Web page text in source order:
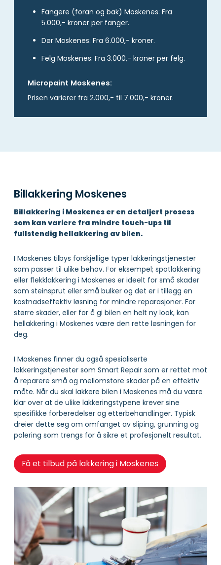
Fangere (foran og bak) Moskenes: Fra
5.000,- kroner per fanger.
Dør Moskenes: Fra 6.000,- kroner.
Felg Moskenes: Fra 3.000,- kroner per felg.
Micropaint Moskenes:
Prisen varierer fra 2.000,- til 7.000,- kroner.
Billakkering Moskenes
Billakkering i Moskenes er en detaljert prosess
som kan variere fra mindre touch-ups til
fullstendig hellakkering av bilen.
I Moskenes tilbys forskjellige typer lakkeringstjenester
som passer til ulike behov. For eksempel; spotlakkering
eller flekklakkering i Moskenes er ideelt for små skader
som steinsprut eller små bulker og det er i tillegg en
kostnadseffektiv løsning for mindre reparasjoner. For
større skader, eller for å gi bilen en helt ny look, kan
hellakkering i Moskenes være den rette løsningen for
deg.
I Moskenes finner du også spesialiserte
lakkeringstjenester som Smart Repair som er rettet mot
å reparere små og mellomstore skader på en effektiv
måte. Når du skal lakkere bilen i Moskenes må du være
klar over at de ulike lakkeringstypene krever sine
spesifikke forberedelser og etterbehandlinger. Typisk
dreier dette seg om omfanget av sliping, grunning og
polering som trengs for å sikre et profesjonelt resultat.
Få et tilbud på lakkering i Moskenes